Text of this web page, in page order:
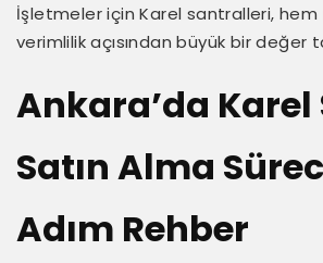
İşletmeler için Karel santralleri,
verimlilik açısından büyük bir değer
Ankara’da
Satın Alma
Adım Rehber